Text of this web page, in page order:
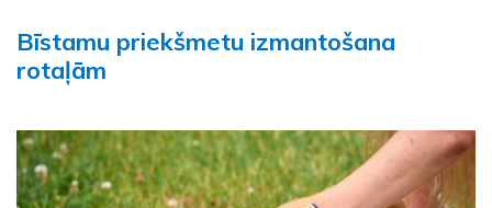
Bīstamu priekšmetu izmantošana
rotaļām